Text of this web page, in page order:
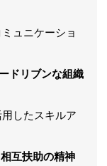
ュニケーショ
ドリブンな組織
したスキルア
互扶助の精神